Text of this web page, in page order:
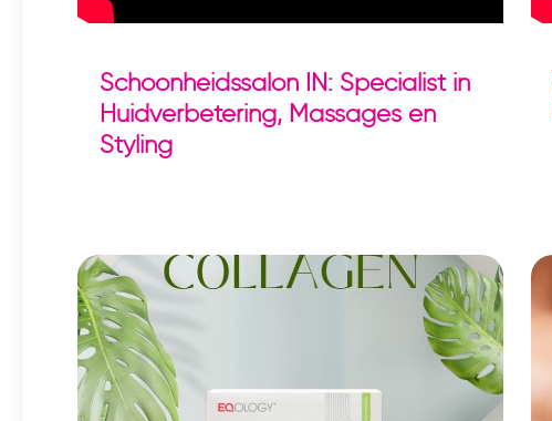
Schoonheidssalon IN: Specialist in
Huidverbetering, Massages en
Styling